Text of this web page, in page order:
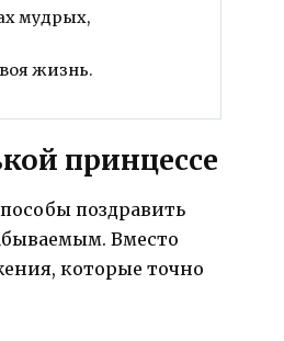
мудрых,
жизнь.
принцессе
поздравить
Вместо
которые точно